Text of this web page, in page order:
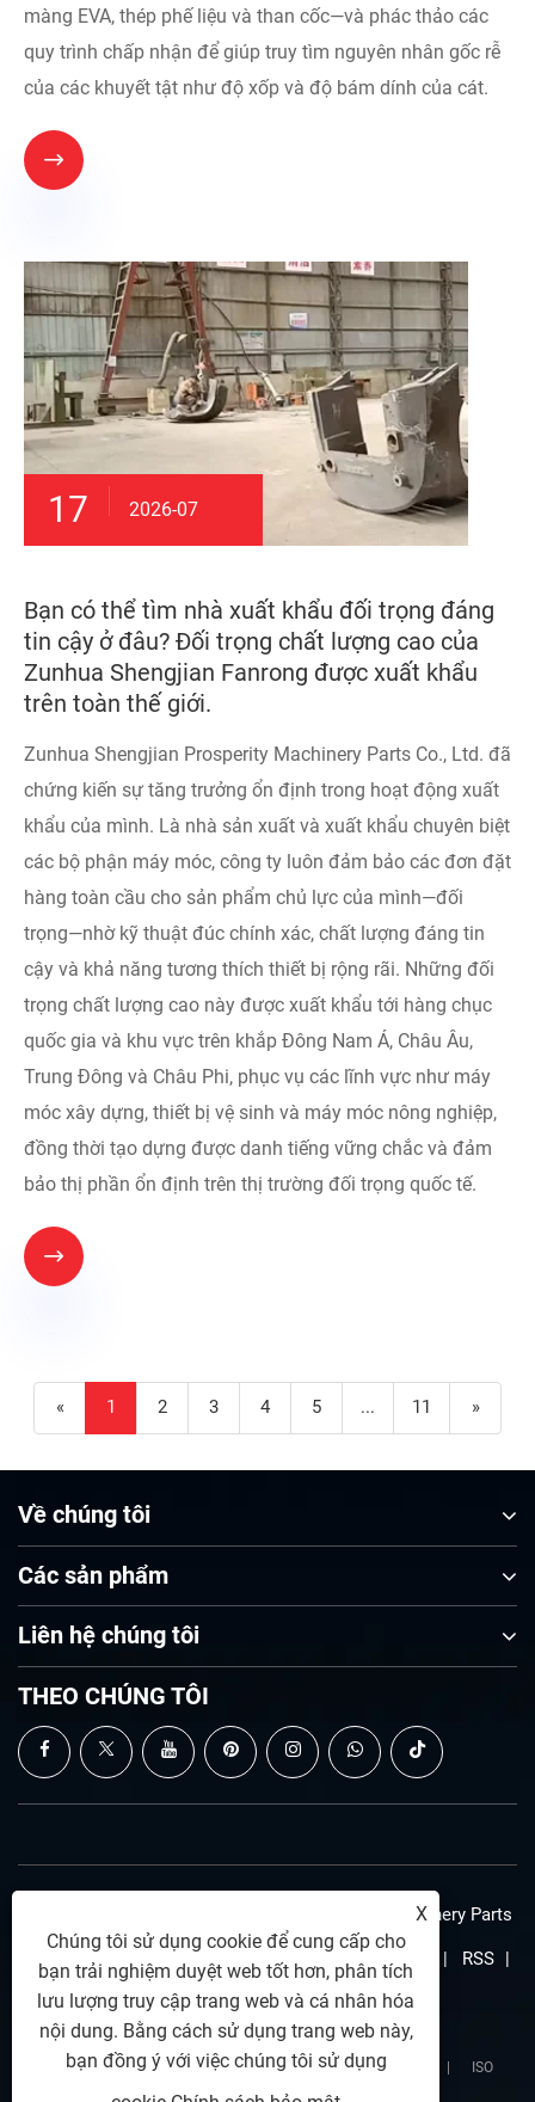
màng EVA, thép phế liệu và than cốc—và phác thảo các
quy trình chấp nhận để giúp truy tìm nguyên nhân gốc rễ
của các khuyết tật như độ xốp và độ bám dính của cát.

17 2026-07
Bạn có thể tìm nhà xuất khẩu đối trọng đáng
tin cậy ở đâu? Đối trọng chất lượng cao của
Zunhua Shengjian Fanrong được xuất khẩu
trên toàn thế giới.
Zunhua Shengjian Prosperity Machinery Parts Co., Ltd. đã
chứng kiến ​​sự tăng trưởng ổn định trong hoạt động xuất
khẩu của mình. Là nhà sản xuất và xuất khẩu chuyên biệt
các bộ phận máy móc, công ty luôn đảm bảo các đơn đặt
hàng toàn cầu cho sản phẩm chủ lực của mình—đối
trọng—nhờ kỹ thuật đúc chính xác, chất lượng đáng tin
cậy và khả năng tương thích thiết bị rộng rãi. Những đối
trọng chất lượng cao này được xuất khẩu tới hàng chục
quốc gia và khu vực trên khắp Đông Nam Á, Châu Âu,
Trung Đông và Châu Phi, phục vụ các lĩnh vực như máy
móc xây dựng, thiết bị vệ sinh và máy móc nông nghiệp,
đồng thời tạo dựng được danh tiếng vững chắc và đảm
bảo thị phần ổn định trên thị trường đối trọng quốc tế.

« 1 2 3 4 5 ... 11 »
Về chúng tôi
Các sản phẩm
Liên hệ chúng tôi
THEO CHÚNG TÔI
Bản quyền © 2025 Zunhua Shengjian fanrong Machinery Parts
Co., Ltd. Mọi quyền được bảo lưu. Links | Sitemap | RSS |
XML | Chính sách bảo mật
Kết nối bảo mật SSL | Bảo vệ quyền riêng tư dữ liệu ISO
X
Chúng tôi sử dụng cookie để cung cấp cho
bạn trải nghiệm duyệt web tốt hơn, phân tích
lưu lượng truy cập trang web và cá nhân hóa
nội dung. Bằng cách sử dụng trang web này,
bạn đồng ý với việc chúng tôi sử dụng